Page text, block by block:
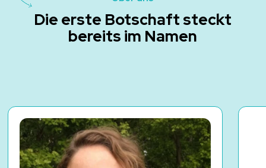
Die erste Botschaft steckt
bereits im Namen
Informationen zu
Bernadette